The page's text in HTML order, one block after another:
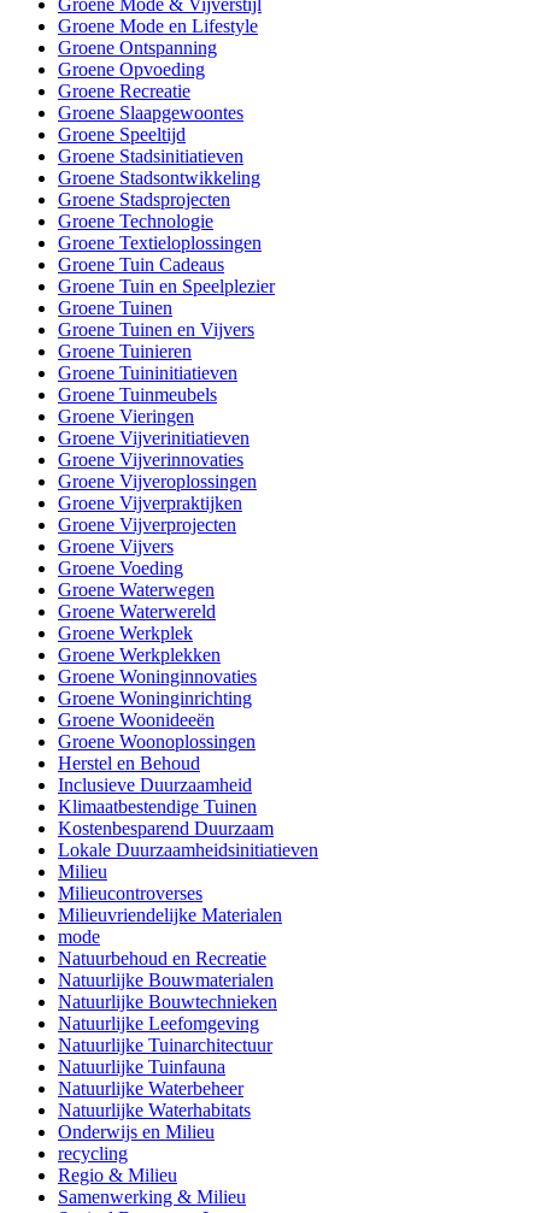
Groene Mode en Lifestyle
Groene Ontspanning
Groene Opvoeding
Groene Recreatie
Groene Slaapgewoontes
Groene Speeltijd
Groene Stadsinitiatieven
Groene Stadsontwikkeling
Groene Stadsprojecten
Groene Technologie
Groene Textieloplossingen
Groene Tuin Cadeaus
Groene Tuin en Speelplezier
Groene Tuinen
Groene Tuinen en Vijvers
Groene Tuinieren
Groene Tuininitiatieven
Groene Tuinmeubels
Groene Vieringen
Groene Vijverinitiatieven
Groene Vijverinnovaties
Groene Vijveroplossingen
Groene Vijverpraktijken
Groene Vijverprojecten
Groene Vijvers
Groene Voeding
Groene Waterwegen
Groene Waterwereld
Groene Werkplek
Groene Werkplekken
Groene Woninginnovaties
Groene Woninginrichting
Groene Woonideeën
Groene Woonoplossingen
Herstel en Behoud
Inclusieve Duurzaamheid
Klimaatbestendige Tuinen
Kostenbesparend Duurzaam
Lokale Duurzaamheidsinitiatieven
Milieu
Milieucontroverses
Milieuvriendelijke Materialen
mode
Natuurbehoud en Recreatie
Natuurlijke Bouwmaterialen
Natuurlijke Bouwtechnieken
Natuurlijke Leefomgeving
Natuurlijke Tuinarchitectuur
Natuurlijke Tuinfauna
Natuurlijke Waterbeheer
Natuurlijke Waterhabitats
Onderwijs en Milieu
recycling
Regio & Milieu
Samenwerking & Milieu